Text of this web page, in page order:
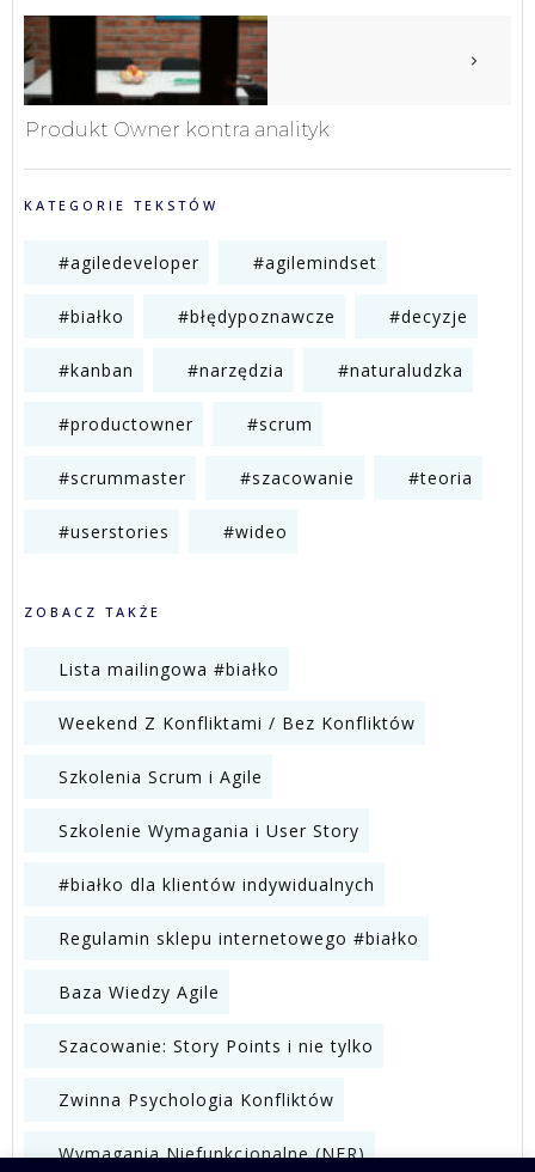
Produkt Owner kontra analityk
KATEGORIE TEKSTÓW
#agiledeveloper #agilemindset
#białko #błędypoznawcze #decyzje
#kanban #narzędzia #naturaludzka
#productowner #scrum
#scrummaster #szacowanie #teoria
#userstories #wideo
ZOBACZ TAKŻE
Lista mailingowa #białko
Weekend Z Konfliktami / Bez Konfliktów
Szkolenia Scrum i Agile
Szkolenie Wymagania i User Story
#białko dla klientów indywidualnych
Regulamin sklepu internetowego #białko
Baza Wiedzy Agile
Szacowanie: Story Points i nie tylko
Zwinna Psychologia Konfliktów
Wymagania Niefunkcjonalne (NFR)